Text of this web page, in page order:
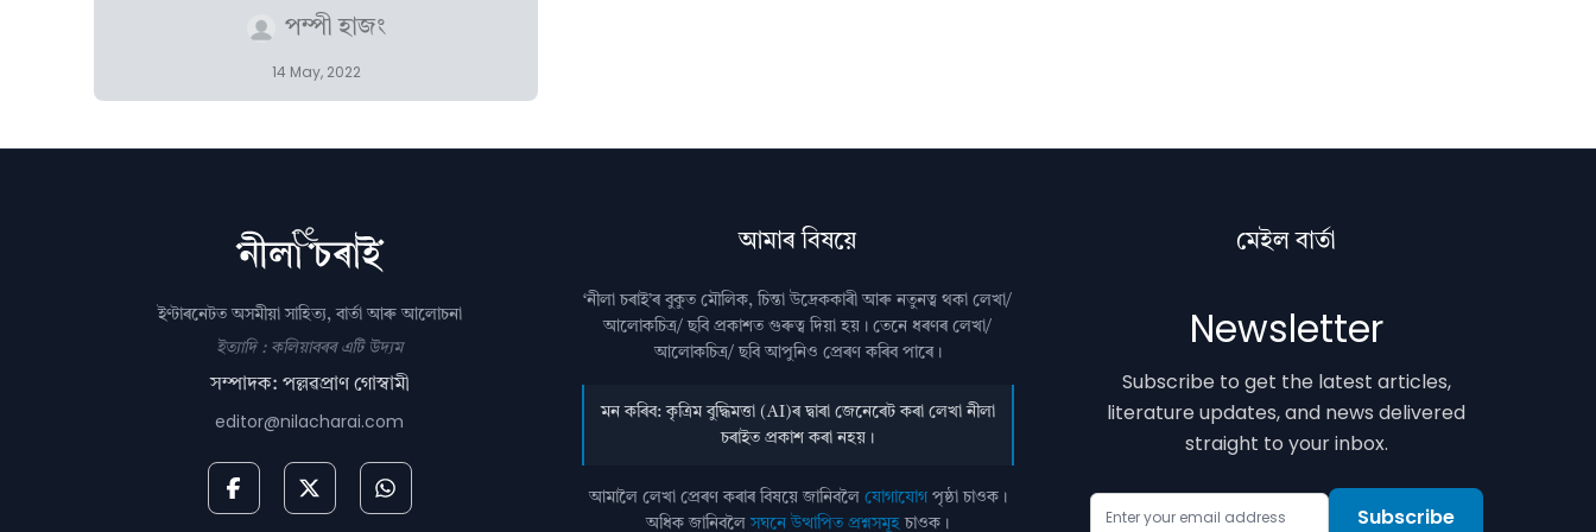
পম্পী হাজং
14 May, 2022
ইণ্টাৰনেটত অসমীয়া সাহিত্য, বাৰ্তা আৰু আলোচনা
ইত্যাদি : কলিয়াবৰৰ এটি উদ্যম
সম্পাদক: পল্লৱপ্ৰাণ গোস্বামী
editor@nilacharai.com
আমাৰ বিষয়ে
‘নীলা চৰাই’ৰ বুকুত মৌলিক, চিন্তা উদ্রেককাৰী আৰু নতুনত্ব থকা লেখা/
আলোকচিত্ৰ/ ছবি প্রকাশত গুৰুত্ব দিয়া হয়। তেনে ধৰণৰ লেখা/
আলোকচিত্ৰ/ ছবি আপুনিও প্রেৰণ কৰিব পাৰে।
মন কৰিব: কৃত্ৰিম বুদ্ধিমত্তা (AI)ৰ দ্বাৰা জেনেৰেট কৰা লেখা নীলা
চৰাইত প্ৰকাশ কৰা নহয়।
আমালৈ লেখা প্ৰেৰণ কৰাৰ বিষয়ে জানিবলৈ যোগাযোগপৃষ্ঠা চাওক।
অধিক জানিবলৈসঘনে উত্থাপিত প্ৰশ্নসমূহ চাওক।
মেইল বাৰ্তা
Newsletter
Subscribe to get the latest articles,
literature updates, and news delivered
straight to your inbox.
Subscribe